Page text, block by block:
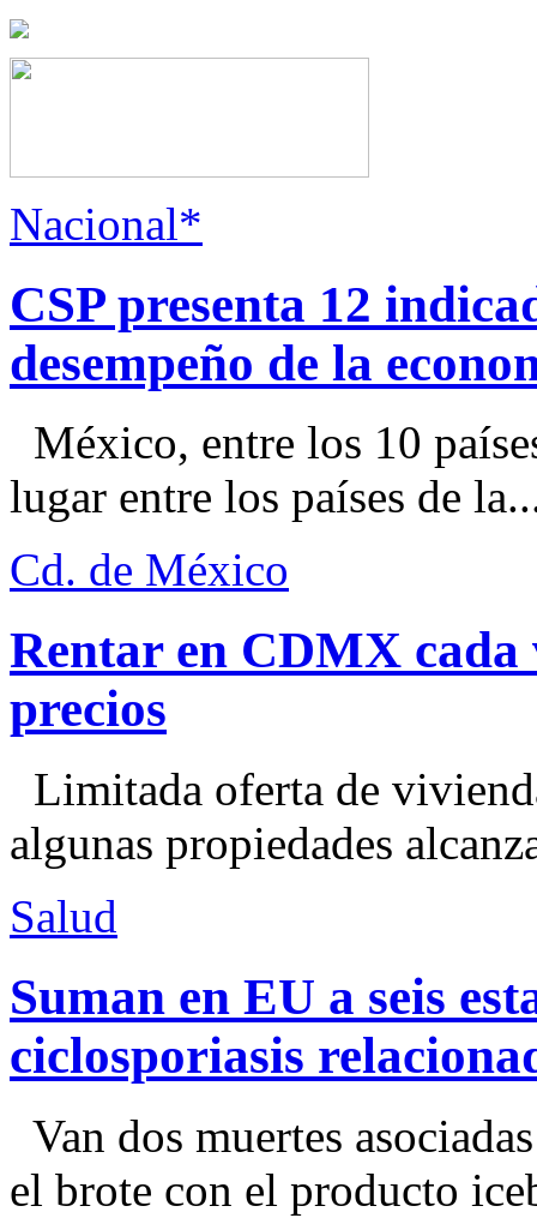
Nacional*
CSP presenta 12
desempeño de la
México, entre los 10
lugar entre los países de
Cd. de México
Rentar en CDMX cada
precios
Limitada oferta de
algunas propiedades
Salud
Suman en EU a seis
ciclosporiasis
Van dos muertes
el brote con el producto